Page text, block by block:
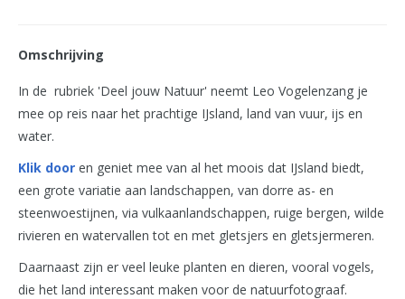
Omschrijving
In de rubriek 'Deel jouw Natuur' neemt Leo Vogelenzang je
mee op reis naar het prachtige IJsland, land van vuur, ijs en
water.
Klik door en geniet mee van al het moois dat IJsland biedt,
een grote variatie aan landschappen, van dorre as- en
steenwoestijnen, via vulkaanlandschappen, ruige bergen, wilde
rivieren en watervallen tot en met gletsjers en gletsjermeren.
Daarnaast zijn er veel leuke planten en dieren, vooral vogels,
die het land interessant maken voor de natuurfotograaf.